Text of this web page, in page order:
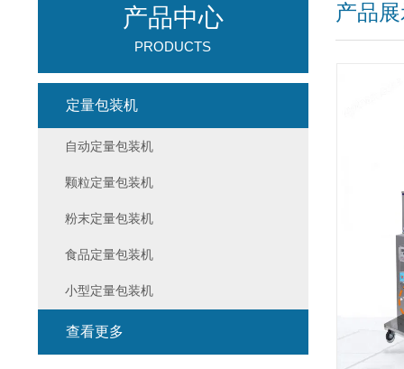
产品
产品中心
PRODUCTS
定量包装机
自动定量包装机
颗粒定量包装机
粉末定量包装机
食品定量包装机
小型定量包装机
查看更多